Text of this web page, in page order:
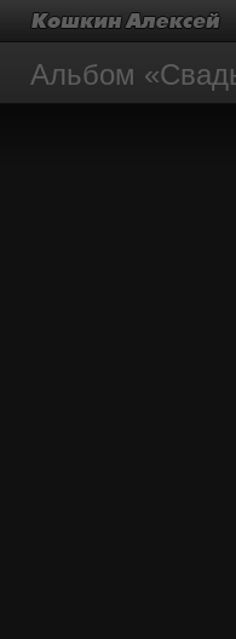
Альбом